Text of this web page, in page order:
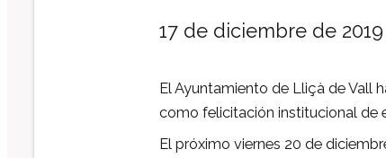
17 de diciembre de 2019
El Ayuntamiento de Lliçà de Vall
como felicitación institucional de
El próximo viernes 20 de